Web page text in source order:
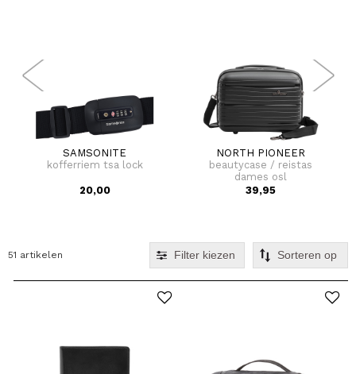
SAMSONITE
kofferriem tsa lock
20,00
NORTH PIONEER
beautycase / reistas
dames osl
39,95
51 artikelen Filter kiezen